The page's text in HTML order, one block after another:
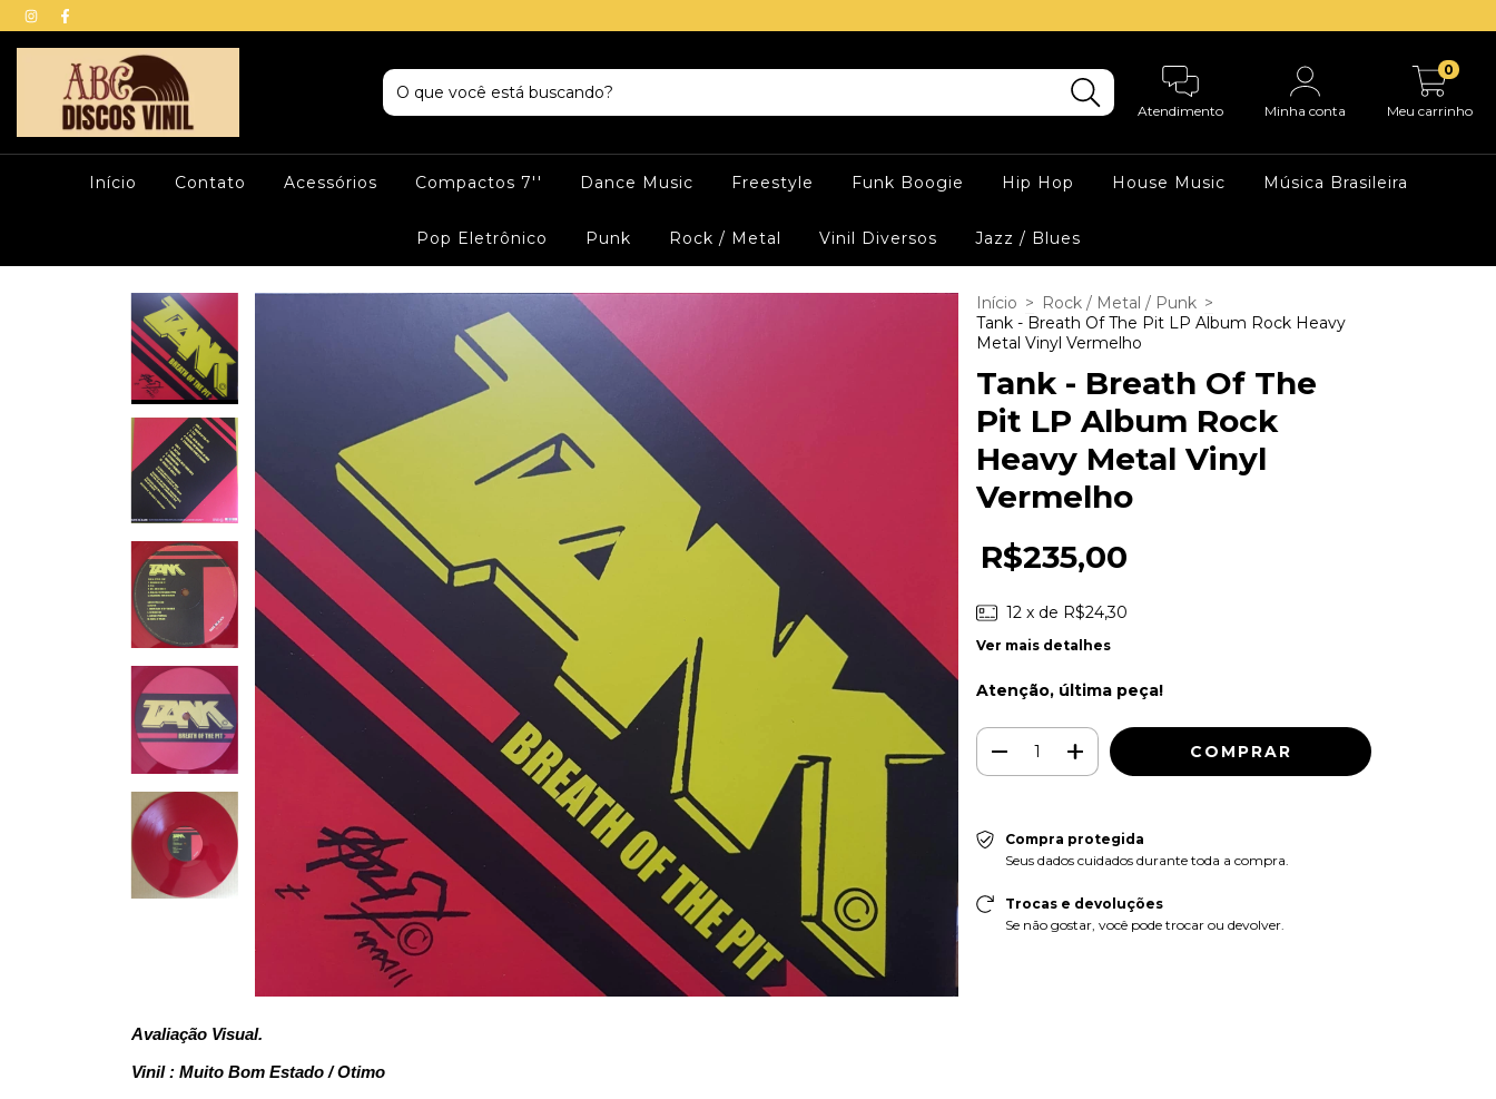
Atendimento Minha conta Meu carrinho
0
Início Contato Acessórios Compactos 7'' Dance Music Freestyle Funk Boogie Hip Hop House Music Música Brasileira
Pop Eletrônico Punk Rock / Metal Vinil Diversos Jazz / Blues
Avaliação Visual.
Vinil : Muito Bom Estado / Otimo
Início > Rock / Metal / Punk >
Tank - Breath Of The Pit LP Album Rock Heavy
Metal Vinyl Vermelho
Tank - Breath Of The
Pit LP Album Rock
Heavy Metal Vinyl
Vermelho
R$235,00
12 x de R$24,30
Ver mais detalhes
Atenção, última peça!
Compra protegida
Seus dados cuidados durante toda a compra.
Trocas e devoluções
Se não gostar, você pode trocar ou devolver.